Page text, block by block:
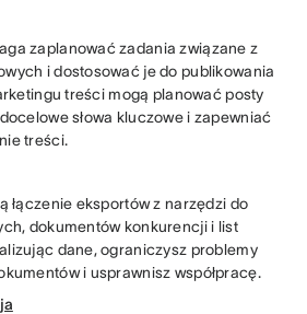
zaplanować zadania związane z
i dostosować je do publikowania
treści mogą planować posty
słowa kluczowe i zapewniać
treści.
łączenie eksportów z narzędzi do
dokumentów konkurencji i list
dane, ograniczysz problemy
i usprawnisz współpracę.